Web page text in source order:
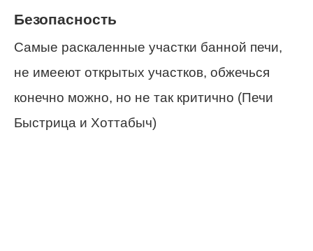
Безопасность
Самые раскаленные участки банной печи,
не имееют открытых участков, обжечься
конечно можно, но не так критично (Печи
Быстрица и Хоттабыч)